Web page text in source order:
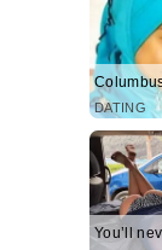
DATING